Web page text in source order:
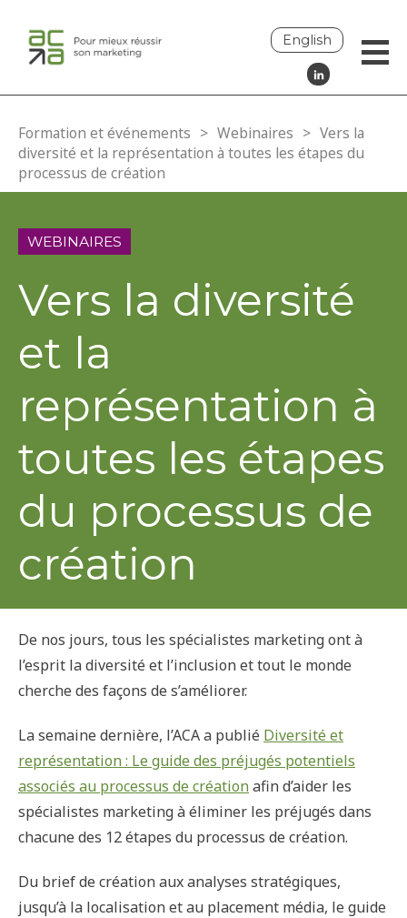
English
Formation et événements > Webinaires > Vers la
diversité et la représentation à toutes les étapes du
processus de création
WEBINAIRES
Vers la diversité
et la
représentation à
toutes les étapes
du processus de
création
De nos jours, tous les spécialistes marketing ont à
l’esprit la diversité et l’inclusion et tout le monde
cherche des façons de s’améliorer.
La semaine dernière, l’ACA a publié Diversité et
représentation : Le guide des préjugés potentiels
associés au processus de créationafin d’aider les
spécialistes marketing à éliminer les préjugés dans
chacune des 12 étapes du processus de création.
Du brief de création aux analyses stratégiques,
jusqu’à la localisation et au placement média, le guide